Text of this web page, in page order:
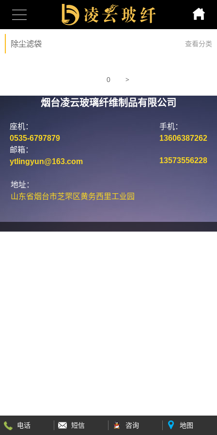
除尘滤袋 查看分类
0 >
电话 短信 咨询 地图
烟台凌云玻璃纤维制品有限公司
座机：
0535-6797879
邮箱：
ytlingyun@163.com
手机：
13606387262
13573556228
地址：
山东省烟台市芝罘区黄务西里工业园